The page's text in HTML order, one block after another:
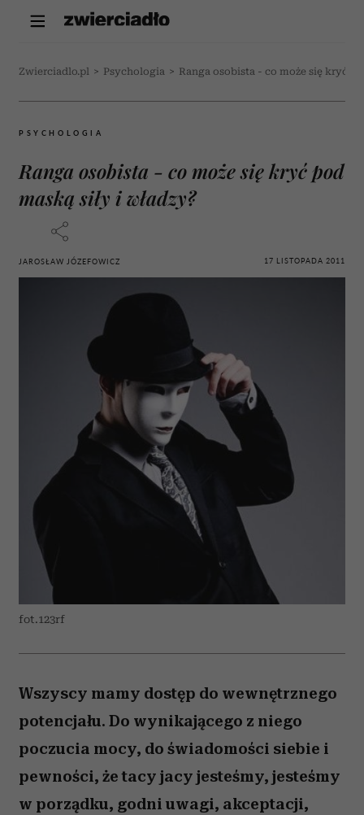
Zwierciadlo.pl > Psychologia > Ranga osobista - co może się kryć
PSYCHOLOGIA
Ranga osobista - co może się kryć pod
maską siły i władzy?
JAROSŁAW JÓZEFOWICZ 17 LISTOPADA 2011
fot.123rf
Wszyscy mamy dostęp do wewnętrznego
potencjału. Do wynikającego z niego
poczucia mocy, do świadomości siebie i
pewności, że tacy jacy jesteśmy, jesteśmy
w porządku, godni uwagi, akceptacji,